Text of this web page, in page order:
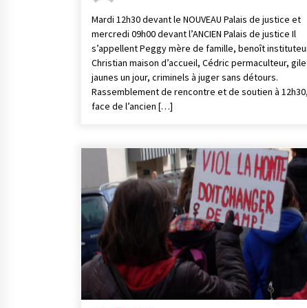
Mardi 12h30 devant le NOUVEAU Palais de justice et
mercredi 09h00 devant l’ANCIEN Palais de justice Il
s’appellent Peggy mère de famille, benoît
Christian maison d’accueil, Cédric permaculteur,
jaunes un jour, criminels à juger sans détours.
Rassemblement de rencontre et de soutien à
face de l’ancien […]